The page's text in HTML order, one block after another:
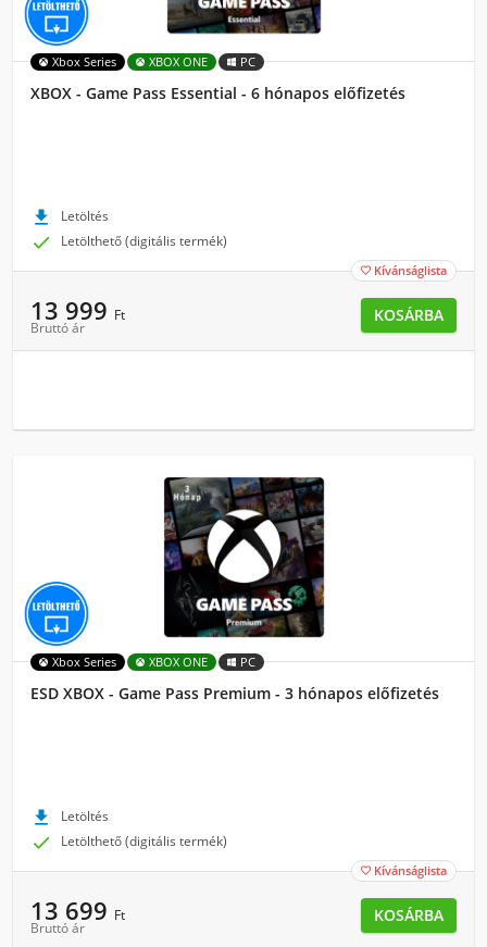
Xbox Series XBOX ONE PC
XBOX - Game Pass Essential - 6 hónapos előfizetés
 Letöltés
 Letölthető (digitális termék)
 Kívánságlista
13 999 Ft
Bruttó ár
KOSÁRBA
Xbox Series XBOX ONE PC
ESD XBOX - Game Pass Premium - 3 hónapos előfizetés
 Letöltés
 Letölthető (digitális termék)
 Kívánságlista
13 699 Ft
Bruttó ár
KOSÁRBA